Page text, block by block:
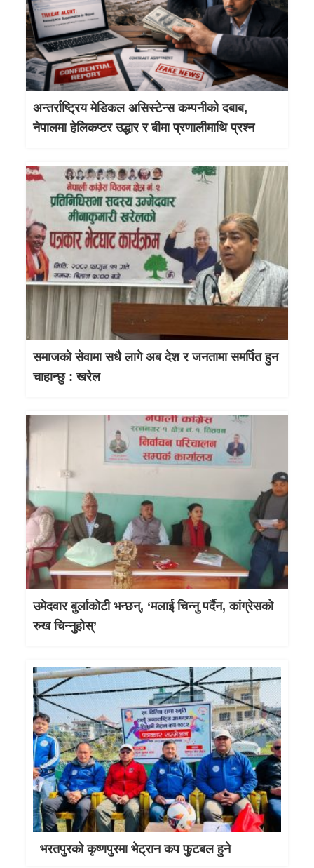
अन्तर्राष्ट्रिय मेडिकल असिस्टेन्स कम्पनीको दबाब,
नेपालमा हेलिकप्टर उद्धार र बीमा प्रणालीमाथि प्रश्न
समाजको सेवामा सधै लागे अब देश र जनतामा समर्पित हुन
चाहान्छु : खरेल
उमेदवार बुर्लाकोटी भन्छन्, ‘मलाई चिन्नु पर्दैन, कांग्रेसको
रुख चिन्नुहोस्’
भरतपुरको कृष्णपुरमा भेट्रान कप फुटबल हुने